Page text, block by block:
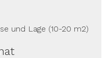
und Lage (10-20 m2)